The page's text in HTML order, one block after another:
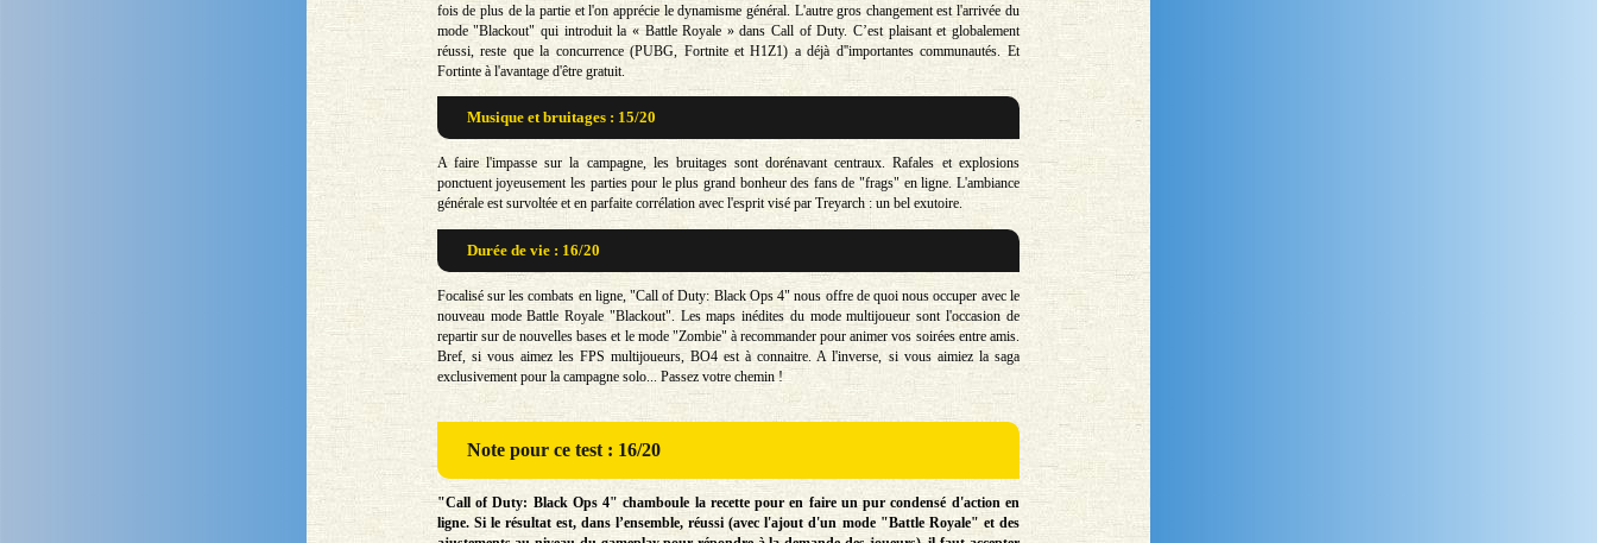
fois de plus de la partie et l'on apprécie le dynamisme général. L'autre gros changement est l'arrivée du
mode "Blackout" qui introduit la « Battle Royale » dans Call of Duty. C’est plaisant et globalement
réussi, reste que la concurrence (PUBG, Fortnite et H1Z1) a déjà d''importantes communautés. Et
Fortinte à l'avantage d'être gratuit.
Musique et bruitages : 15/20
A faire l'impasse sur la campagne, les bruitages sont dorénavant centraux. Rafales et explosions
ponctuent joyeusement les parties pour le plus grand bonheur des fans de "frags" en ligne. L'ambiance
générale est survoltée et en parfaite corrélation avec l'esprit visé par Treyarch : un bel exutoire.
Durée de vie : 16/20
Focalisé sur les combats en ligne, "Call of Duty: Black Ops 4" nous offre de quoi nous occuper avec le
nouveau mode Battle Royale "Blackout". Les maps inédites du mode multijoueur sont l'occasion de
repartir sur de nouvelles bases et le mode "Zombie" à recommander pour animer vos soirées entre amis.
Bref, si vous aimez les FPS multijoueurs, BO4 est à connaitre. A l'inverse, si vous aimiez la saga
exclusivement pour la campagne solo... Passez votre chemin !
Note pour ce test : 16/20
"Call of Duty: Black Ops 4" chamboule la recette pour en faire un pur condensé d'action en
ligne. Si le résultat est, dans l’ensemble, réussi (avec l'ajout d'un mode "Battle Royale" et des